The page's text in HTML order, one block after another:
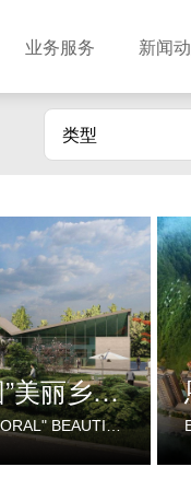
水利设计
风景园林
土地规划
城乡规划
工程测绘
工程咨询
工程造价
业务服务 新闻
类型
松滋市“街斯田园”美丽乡村示范片建设项目
SONGZI CITY "JIESI PASTORAL" BEAUTIFUL RURAL DEMONSTRATION FILM CONSTRUCTION PROJECT